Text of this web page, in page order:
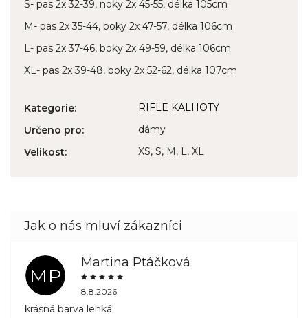
S- pas 2x 32-39, noky 2x 45-55, délka 105cm
M- pas 2x 35-44, boky 2x 47-57, délka 106cm
L- pas 2x 37-46, boky 2x 49-59, délka 106cm
XL- pas 2x 39-48, boky 2x 52-62, délka 107cm
Kategorie:
RIFLE KALHOTY
Určeno pro:
dámy
Velikost: XS, S, M, L, XL
MP
Martina Ptáčková
8.8.2026
krásná barva lehká